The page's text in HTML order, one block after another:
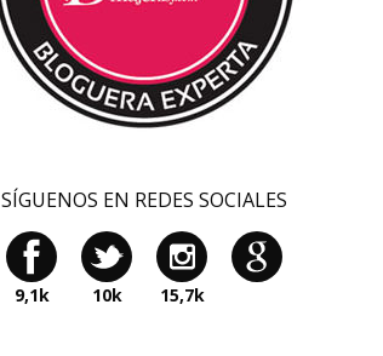
SÍGUENOS EN REDES SOCIALES
9,1k 10k 15,7k